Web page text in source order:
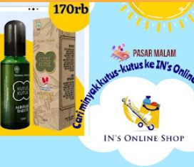
t
s